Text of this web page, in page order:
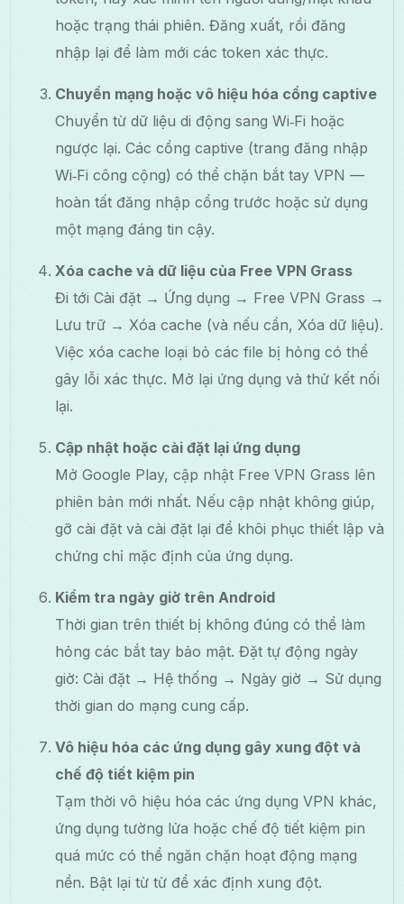
hoặc trạng thái phiên. Đăng xuất, rồi đăng
nhập lại để làm mới các token xác thực.
Chuyển mạng hoặc vô hiệu hóa cổng captive
Chuyển từ dữ liệu di động sang Wi‑Fi hoặc
ngược lại. Các cổng captive (trang đăng nhập
Wi‑Fi công cộng) có thể chặn bắt tay VPN —
hoàn tất đăng nhập cổng trước hoặc sử dụng
một mạng đáng tin cậy.
Xóa cache và dữ liệu của Free VPN Grass
Đi tới Cài đặt → Ứng dụng → Free VPN Grass →
Lưu trữ → Xóa cache (và nếu cần, Xóa dữ liệu).
Việc xóa cache loại bỏ các file bị hỏng có thể
gây lỗi xác thực. Mở lại ứng dụng và thử kết nối
lại.
Cập nhật hoặc cài đặt lại ứng dụng
Mở Google Play, cập nhật Free VPN Grass lên
phiên bản mới nhất. Nếu cập nhật không giúp,
gỡ cài đặt và cài đặt lại để khôi phục thiết lập và
chứng chỉ mặc định của ứng dụng.
Kiểm tra ngày giờ trên Android
Thời gian trên thiết bị không đúng có thể làm
hỏng các bắt tay bảo mật. Đặt tự động ngày
giờ: Cài đặt → Hệ thống → Ngày giờ → Sử dụng
thời gian do mạng cung cấp.
Vô hiệu hóa các ứng dụng gây xung đột và
chế độ tiết kiệm pin
Tạm thời vô hiệu hóa các ứng dụng VPN khác,
ứng dụng tường lửa hoặc chế độ tiết kiệm pin
quá mức có thể ngăn chặn hoạt động mạng
nền. Bật lại từ từ để xác định xung đột.